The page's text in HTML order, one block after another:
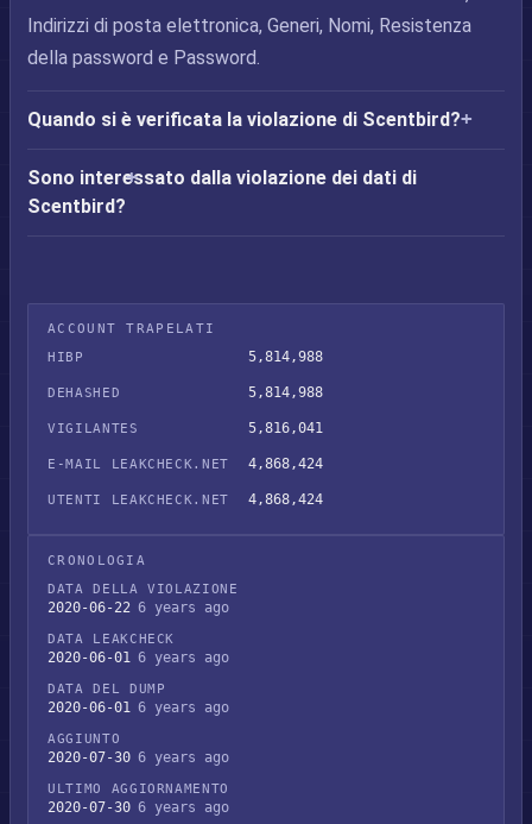
Indirizzi di posta elettronica, Generi, Nomi, Resistenza
della password e Password.
Quando si è verificata la violazione di Scentbird?
Sono interessato dalla violazione dei dati di
Scentbird?
ACCOUNT TRAPELATI
HIBP
5,814,988
DEHASHED 5,814,988
VIGILANTES 5,816,041
E-MAIL LEAKCHECK.NET 4,868,424
UTENTI LEAKCHECK.NET 4,868,424
CRONOLOGIA
DATA DELLA VIOLAZIONE
2020-06-22 6 years ago
DATA LEAKCHECK
2020-06-01 6 years ago
DATA DEL DUMP
2020-06-01 6 years ago
AGGIUNTO
2020-07-30 6 years ago
ULTIMO AGGIORNAMENTO
2020-07-30 6 years ago